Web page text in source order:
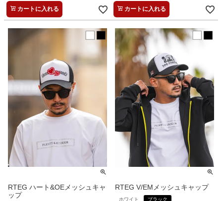
カートに入れる カートに入れる
RTEG ハート&OEメッシュキャ
ップ
RTEG V/EMメッシュキャップ
ホワイト
ブラック